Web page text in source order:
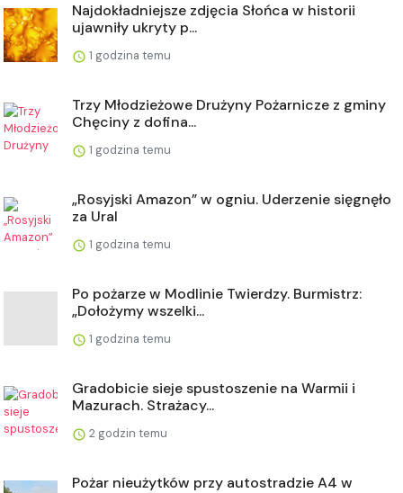
Najdokładniejsze zdjęcia Słońca w historii
ujawniły ukryty p...
1 godzina temu
Trzy Młodzieżowe Drużyny Pożarnicze z gminy
Chęciny z dofina...
1 godzina temu
„Rosyjski Amazon” w ogniu. Uderzenie sięgnęło
za Ural
1 godzina temu
Po pożarze w Modlinie Twierdzy. Burmistrz:
„Dołożymy wszelki...
1 godzina temu
Gradobicie sieje spustoszenie na Warmii i
Mazurach. Strażacy...
2 godzin temu
Pożar nieużytków przy autostradzie A4 w